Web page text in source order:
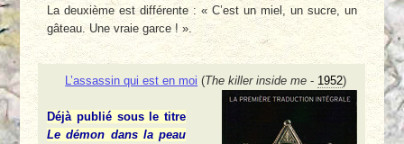
La deuxième est différente : « C’est un miel, un sucre, un
gâteau. Une vraie garce ! ».
L’assassin qui est en moi (The killer inside me - 1952)
Déjà publié sous le titre
Le démon dans la peau